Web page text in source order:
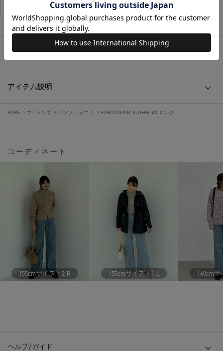
相談する 店舗在庫
アイテムサイズ
アイテム説明
HOME > ウィメンズ > パンツ > デニム > PUBLICDENIM BLUERELAX ロング
コーディネート
155cmサイズ： 2-R 155cmサイズ：1-L 160cmサ
ヘルプ/ガイド